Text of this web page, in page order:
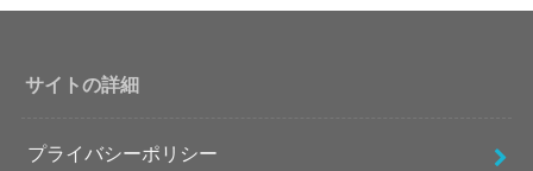
サイトの詳細
プライバシーポリシー